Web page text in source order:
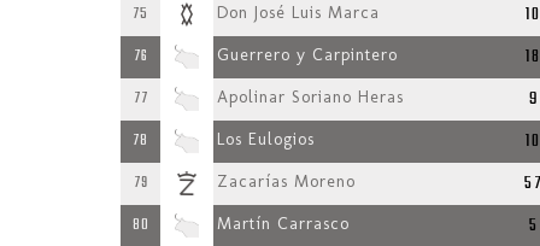
75 Don José Luis Marca 10
76 Guerrero y Carpintero 18
77 Apolinar Soriano Heras 9
78 Los Eulogios 10
79 Zacarías Moreno
80 Martín Carrasco 5